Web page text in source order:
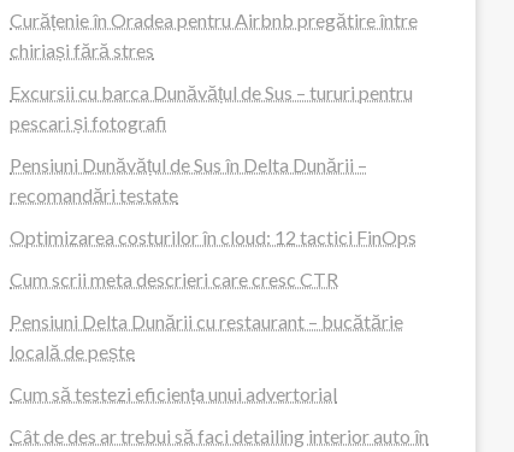
Curățenie în Oradea pentru Airbnb pregătire între
chiriași fără stres
Excursii cu barca Dunăvățul de Sus – tururi pentru
pescari și fotografi
Pensiuni Dunăvățul de Sus în Delta Dunării –
recomandări testate
Optimizarea costurilor în cloud: 12 tactici FinOps
Cum scrii meta descrieri care cresc CTR
Pensiuni Delta Dunării cu restaurant – bucătărie
locală de pește
Cum să testezi eficiența unui advertorial
Cât de des ar trebui să faci detailing interior auto în